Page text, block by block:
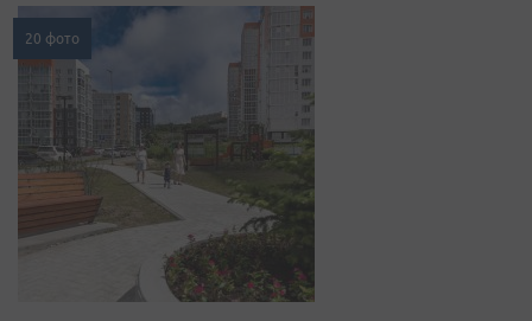
20 фото